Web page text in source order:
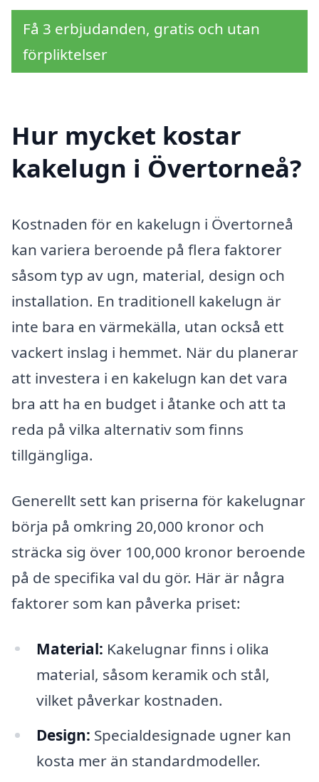
Få 3 erbjudanden, gratis och utan
förpliktelser
Hur mycket kostar
kakelugn i Övertorneå?
Kostnaden för en kakelugn i Övertorneå
kan variera beroende på flera faktorer
såsom typ av ugn, material, design och
installation. En traditionell kakelugn är
inte bara en värmekälla, utan också ett
vackert inslag i hemmet. När du planerar
att investera i en kakelugn kan det vara
bra att ha en budget i åtanke och att ta
reda på vilka alternativ som finns
tillgängliga.
Generellt sett kan priserna för kakelugnar
börja på omkring 20,000 kronor och
sträcka sig över 100,000 kronor beroende
på de specifika val du gör. Här är några
faktorer som kan påverka priset:
Material: Kakelugnar finns i olika
material, såsom keramik och stål,
vilket påverkar kostnaden.
Design: Specialdesignade ugner kan
kosta mer än standardmodeller.